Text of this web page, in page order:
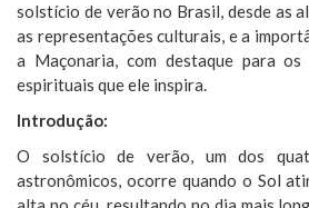
solstício de verão no Brasil, desde as
as representações culturais, e a
a Maçonaria, com destaque para
espirituais que ele inspira.
Introdução:
O solstício de verão, um dos
astronômicos, ocorre quando o Sol